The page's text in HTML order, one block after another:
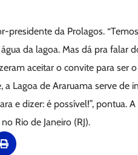
presidente da Prolagos.
da lagoa. Mas dá pra falar
aceitar o convite para ser
a Lagoa de Araruama serve
e dizer: é possível!”, pontua.
Rio de Janeiro (RJ).